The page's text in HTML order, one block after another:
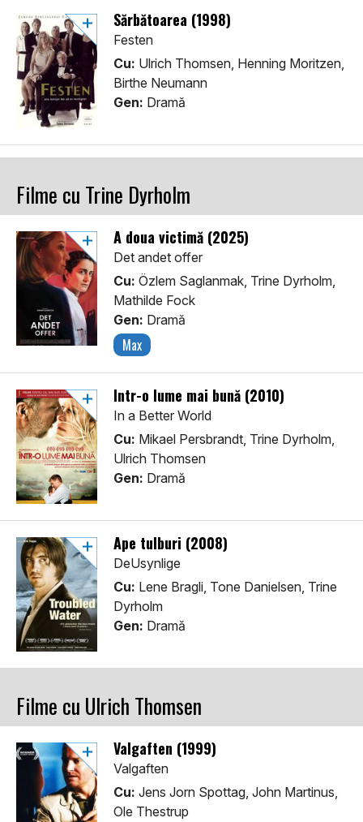
Sărbătoarea (1998)
Festen
Cu: Ulrich Thomsen, Henning Moritzen,
Birthe Neumann
Gen: Dramă
Filme cu Trine Dyrholm
A doua victimă (2025)
Det andet offer
Cu: Özlem Saglanmak, Trine Dyrholm,
Mathilde Fock
Gen: Dramă
Max
Într-o lume mai bună (2010)
In a Better World
Cu: Mikael Persbrandt, Trine Dyrholm,
Ulrich Thomsen
Gen: Dramă
Ape tulburi (2008)
DeUsynlige
Cu: Lene Bragli, Tone Danielsen, Trine
Dyrholm
Gen: Dramă
Filme cu Ulrich Thomsen
Valgaften (1999)
Valgaften
Cu: Jens Jorn Spottag, John Martinus,
Ole Thestrup